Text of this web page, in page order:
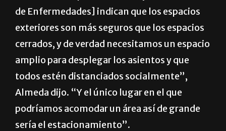
de Enfermedades] indican que los espacios
exteriores son más seguros que los espacios
cerrados, y de verdad necesitamos un espacio
amplio para desplegar los asientos y que
todos estén distanciados socialmente”,
Almeda dijo. “Y el único lugar en el que
podríamos acomodar un área así de grande
sería el estacionamiento”.